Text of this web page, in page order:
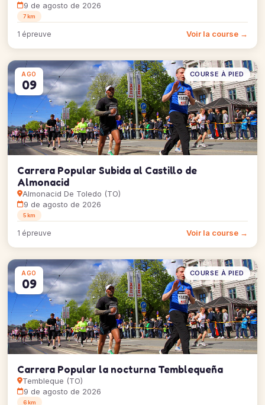
9 de agosto de 2026
7 km
1 épreuve Voir la course →
AGO
09
COURSE À PIED
Carrera Popular Subida al Castillo de
Almonacid
Almonacid De Toledo (TO)
9 de agosto de 2026
5 km
1 épreuve Voir la course →
AGO
09
COURSE À PIED
Carrera Popular la nocturna Temblequeña
Tembleque (TO)
9 de agosto de 2026
6 km